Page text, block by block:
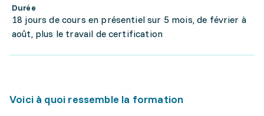
Durée
18 jours de cours en présentiel sur 5 mois, de février à
août, plus le travail de certification
Voici à quoi ressemble la formation